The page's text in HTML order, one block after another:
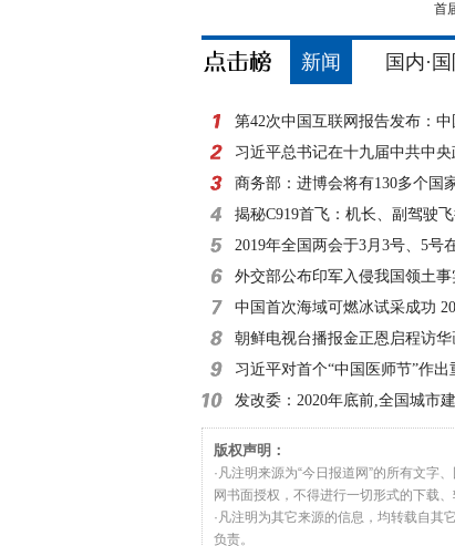
首
新闻 国内·
第42次中国互联网报告发布：
8亿
习近平总书记在十九届中共中
外记者见面时的讲
商务部：进博会将有130多个国
参展
揭秘C919首飞：机长、副驾驶
小时
2019年全国两会于3月3号、5号
外交部公布印军入侵我国领土事
滞留
中国首次海域可燃冰试采成功
朝鲜电视台播报金正恩启程访
习近平对首个“中国医师节”作出
发改委：2020年底前,全国城市
收费制度
版权声明：
·凡注明来源为“今日报道网”的所有文字
网书面授权，不得进行一切形式的下载、
·凡注明为其它来源的信息，均转载自其
负责。